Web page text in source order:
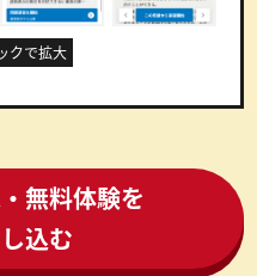
クで拡大
無料体験を
込む